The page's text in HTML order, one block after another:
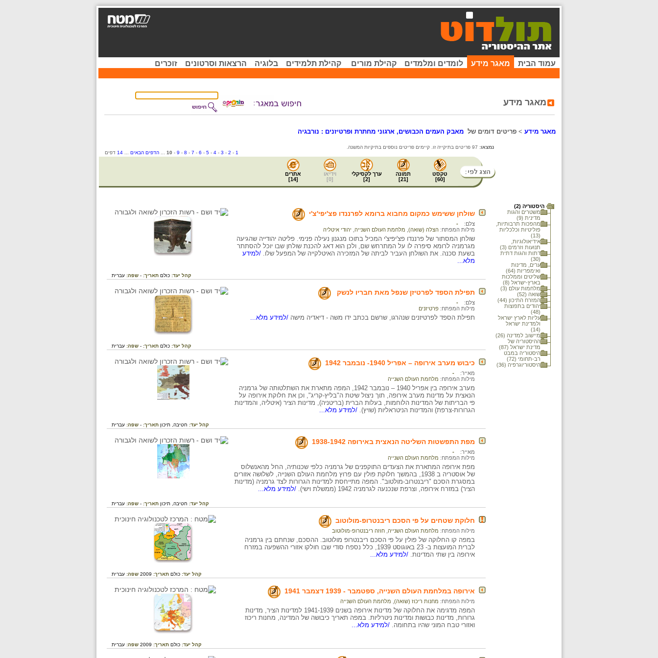
עמוד הבית מאגר מידע לומדים ומלמדים קהילת מורים קהילת תלמידים בלוגיה הרצאות וסרטונים זוכרים
מאגר מידע
מאגר מידע > פריטים דומים של מאבק העמים הכבושים, ארגוני מחתרת ופרטיזנים : נורבגיה
נמצאו:
1
-
2
-
3
-
4
-
5
-
6
-
7
-
8
-
9
-
10 הדפים הבאים 14 דפים
טקסט
[
60
]
תמונה
[
21
]
ערך לקסיקלי
[
2
]
וידיאו
[
0
]
אתרים
[
14
]
היסטוריה (2)
משטרים והגות
מדינית (9)
מהפכות תרבותיות,
פוליטיות וכלכליות
(13)
אידיאולוגיות,
תנועות וזרמים (3)
דתות והגות דתית
(30)
ערים, מדינות
ואימפריות (64)
שליטים וממלכות
בארץ-ישראל (8)
מלחמות עולם (3)
שואה (52)
המזרח התיכון (44)
יהודים בתפוצות
(48)
עליות לארץ ישראל
ולמדינת ישראל
(14)
מיישוב למדינה (26)
ההיסטוריה של
מדינת ישראל (87)
היסטוריה במבט
רב-תחומי (72)
היסטוריוגרפיה (36)
שולחן ששימש כמקום מחבוא ברומא לפרננדו פצ'יפי'צ'י
צלם:
-
מילות המפתח: הצלה (שואה) מלחמת העולם השנייה יהודי איטליה
שולחן המסתור של פרננדו פצ'יפיצ'י המכיל בתוכו מנגנון נעילה פנימי. פליטה יהודייה שהגיעה
מגרמניה לרומא סיפרה לו על המתרחש שם, ולכן הוא דאג להכנת שולחן שבו יוכל להסתתר
בשעת סכנה. את השולחן העביר לביתה של המזכירה האיטלקייה של המפעל שלו. /למידע
מלא...
קהל יעד: כולם תאריך: - שפה: עברית
תפילת הספד לפרטיזן שנפל מאת חבריו לנשק
צלם:
-
מילות המפתח: פרטיזנים
תפילת הספד לפרטיזנים שנהרגו, שרשם בכתב ידו משה - דיאדיה מישה /למידע מלא...
קהל יעד: כולם תאריך: - שפה: עברית
כיבוש מערב אירופה – אפריל 1940- נובמבר 1942
מאייר:
-
מילות המפתח: מלחמת העולם השנייה
מערב אירופה בין אפריל 1940 – נובמבר 1942, המפה מתארת את השתלטותה של גרמניה
הנאצית על מדינות מערב אירופה, תוך ניצול שיטת ה"בליץ-קריג", וכן את חלוקת אירופה על
פי הבריתות של המדינות הלוחמות, בעלות הברית (בריטניה), מדינות הציר (איטליה, והמדינות
הגרורות-צרפת) והמדינות הניטראליות (שויץ). /למידע מלא...
קהל יעד: חטיבה, תיכון תאריך: - שפה: עברית
מפת התפשטות השליטה הנאצית באירופה 1938-1942
מאייר:
-
מילות המפתח: מלחמת העולם השנייה
מפת אירופה המתארת את הצעדים התוקפנים של גרמניה כלפי שכנותיה, החל מהאנשלוס
של אוסטריה ב 1938, בהמשך חלוקת פולין עם פרוץ מלחמת העולם השנייה, לשלושה אזורים
במסגרת הסכם "ריבנטרוב-מולטוב". המפה מתייחסת למדינות הגרורות לצד גרמניה (מדינות
הציר) במזרח אירופה, וצרפת שנכנעה לגרמניה 1942 (ממשלת וישי).
/למידע מלא...
קהל יעד: חטיבה, תיכון תאריך: - שפה: עברית
חלוקת שטחים על פי הסכם ריבנטרופ-מולוטוב
מילות המפתח: מלחמת העולם השנייה חוזה ריבנטרופ-מולוטוב
במפה קו החלוקה של פולין על פי הסכם ריבנטרופ מולוטוב. ההסכם, שנחתם בין גרמניה
לברית המועצות ב- 23 באוגוסט 1939, כלל נספח סודי שבו חולקו אזורי ההשפעה במזרח
אירופה בין שתי המדינות. /למידע מלא...
קהל יעד: כולם תאריך: 2009 שפה: עברית
אירופה במלחמת העולם השנייה, ספטמבר - 1939 דצמבר 1941
מילות המפתח: מחנות ריכוז (שואה) מלחמת העולם השנייה
המפה מדגימה את החלוקה של מדינות אירופה בשנים 1941-1939 למדינות הציר, מדינות
גרורות, מדינות כבושות ומדינות ניטרליות. במפה תאריך כיבושה של המדינה, מחנות ריכוז
ואזורי טבח המוני שהיו בתחומה. /למידע מלא...
קהל יעד: כולם תאריך: 2009 שפה: עברית